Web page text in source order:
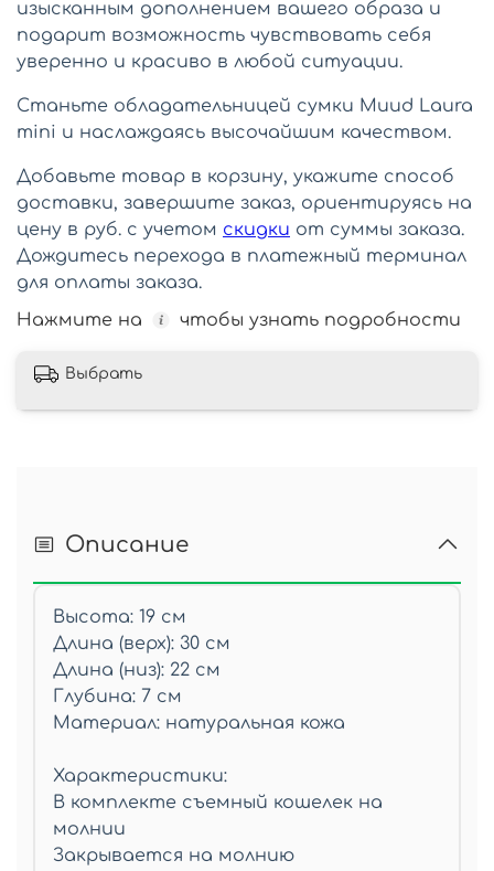
изысканным дополнением вашего образа и
подарит возможность чувствовать себя
уверенно и красиво в любой ситуации.
Станьте обладательницей сумки Muud Laura
mini и наслаждаясь высочайшим качеством.
Добавьте товар в корзину, укажите способ
доставки, завершите заказ, ориентируясь на
цену в руб. с учетом скидки от суммы заказа.
Дождитесь перехода в платежный терминал
для оплаты заказа.
Нажмите на
чтобы узнать подробности
Выбрать
Описание
Высота: 19 см
Длина (верх): 30 см
Длина (низ): 22 см
Глубина: 7 см
Материал: натуральная кожа
Характеристики:
В комплекте съемный кошелек на
молнии
Закрывается на молнию